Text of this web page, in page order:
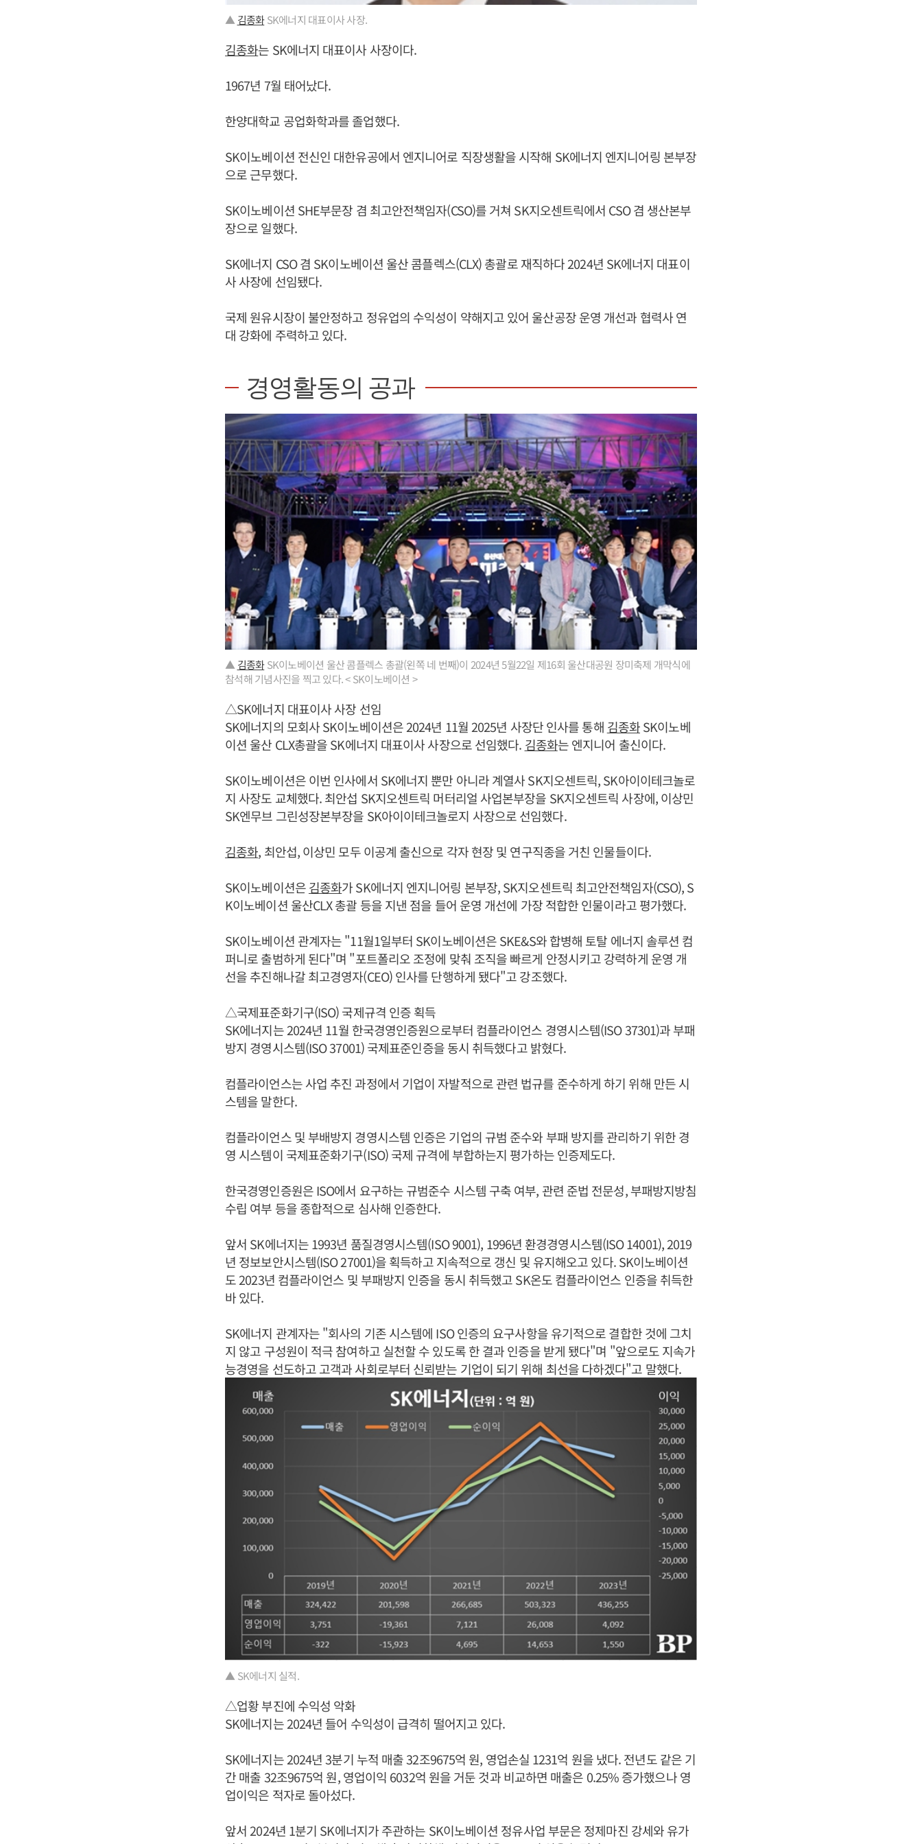
▲ 김종화SK에너지 대표이사 사장.
김종화는 SK에너지 대표이사 사장이다.
1967년 7월 태어났다.
한양대학교 공업화학과를 졸업했다.
SK이노베이션 전신인 대한유공에서 엔지니어로 직장생활을 시작해 SK에너지 엔지니어링 본부장
으로 근무했다.
SK이노베이션 SHE부문장 겸 최고안전책임자(CSO)를 거쳐 SK지오센트릭에서 CSO 겸 생산본부
장으로 일했다.
SK에너지 CSO 겸 SK이노베이션 울산 콤플렉스(CLX) 총괄로 재직하다 2024년 SK에너지 대표이
사 사장에 선임됐다.
국제 원유시장이 불안정하고 정유업의 수익성이 약해지고 있어 울산공장 운영 개선과 협력사 연
대 강화에 주력하고 있다.
경영활동의 공과
▲ 김종화SK이노베이션 울산 콤플렉스 총괄(왼쪽 네 번째)이 2024년 5월22일 제16회 울산대공원 장미축제 개막식에
참석해 기념사진을 찍고 있다. < SK이노베이션 >
△SK에너지 대표이사 사장 선임
SK에너지의 모회사 SK이노베이션은 2024년 11월 2025년 사장단 인사를 통해 김종화SK이노베
이션 울산 CLX총괄을 SK에너지 대표이사 사장으로 선임했다. 김종화는 엔지니어 출신이다.
SK이노베이션은 이번 인사에서 SK에너지 뿐만 아니라 계열사 SK지오센트릭, SK아이이테크놀로
지 사장도 교체했다. 최안섭 SK지오센트릭 머터리얼 사업본부장을 SK지오센트릭 사장에, 이상민
SK엔무브 그린성장본부장을 SK아이이테크놀로지 사장으로 선임했다.
김종화, 최안섭, 이상민 모두 이공계 출신으로 각자 현장 및 연구직종을 거친 인물들이다.
SK이노베이션은김종화가 SK에너지 엔지니어링 본부장, SK지오센트릭 최고안전책임자(CSO), S
K이노베이션 울산CLX 총괄 등을 지낸 점을 들어 운영 개선에 가장 적합한 인물이라고 평가했다.
SK이노베이션 관계자는 "11월1일부터 SK이노베이션은 SKE&S와 합병해 토탈 에너지 솔루션 컴
퍼니로 출범하게 된다"며 "포트폴리오 조정에 맞춰 조직을 빠르게 안정시키고 강력하게 운영 개
선을 추진해나갈 최고경영자(CEO) 인사를 단행하게 됐다"고 강조했다.
△국제표준화기구(ISO) 국제규격 인증 획득
SK에너지는 2024년 11월 한국경영인증원으로부터 컴플라이언스 경영시스템(ISO 37301)과 부패
방지 경영시스템(ISO 37001) 국제표준인증을 동시 취득했다고 밝혔다.
컴플라이언스는 사업 추진 과정에서 기업이 자발적으로 관련 법규를 준수하게 하기 위해 만든 시
스템을 말한다.
컴플라이언스 및 부배방지 경영시스템 인증은 기업의 규범 준수와 부패 방지를 관리하기 위한 경
영 시스템이 국제표준화기구(ISO) 국제 규격에 부합하는지 평가하는 인증제도다.
한국경영인증원은 ISO에서 요구하는 규범준수 시스템 구축 여부, 관련 준법 전문성, 부패방지방침
수립 여부 등을 종합적으로 심사해 인증한다.
앞서 SK에너지는 1993년 품질경영시스템(ISO 9001), 1996년 환경경영시스템(ISO 14001), 2019
년 정보보안시스템(ISO 27001)을 획득하고 지속적으로 갱신 및 유지해오고 있다. SK이노베이션
도 2023년 컴플라이언스 및 부패방지 인증을 동시 취득했고 SK온도 컴플라이언스 인증을 취득한
바 있다.
SK에너지 관계자는 "회사의 기존 시스템에 ISO 인증의 요구사항을 유기적으로 결합한 것에 그치
지 않고 구성원이 적극 참여하고 실천할 수 있도록 한 결과 인증을 받게 됐다"며 "앞으로도 지속가
능경영을 선도하고 고객과 사회로부터 신뢰받는 기업이 되기 위해 최선을 다하겠다"고 말했다.
▲ SK에너지 실적.
△업황 부진에 수익성 악화
SK에너지는 2024년 들어 수익성이 급격히 떨어지고 있다.
SK에너지는 2024년 3분기 누적 매출 32조9675억 원, 영업손실 1231억 원을 냈다. 전년도 같은 기
간 매출 32조9675억 원, 영업이익 6032억 원을 거둔 것과 비교하면 매출은 0.25% 증가했으나 영
업이익은 적자로 돌아섰다.
앞서 2024년 1분기 SK에너지가 주관하는 SK이노베이션 정유사업 부문은 정제마진 강세와 유가